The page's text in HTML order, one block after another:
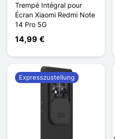
Trempé Intégral pour
Écran Xiaomi Redmi Note
14 Pro 5G
14,99 €
Expresszustellung